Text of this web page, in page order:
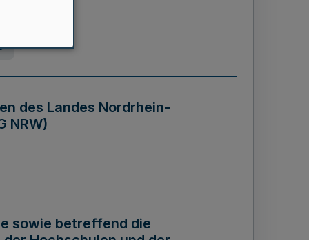
des Landes Nordrhein-
NRW)
sowie betreffend die